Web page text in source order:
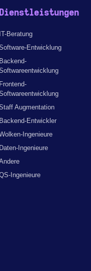
Dienstleistungen
IT-Beratung
Entwicklung
Backend-
Frontend-
Augmentation
Backend-Entwickler
Ingenieure
Daten-Ingenieure
Ingenieure